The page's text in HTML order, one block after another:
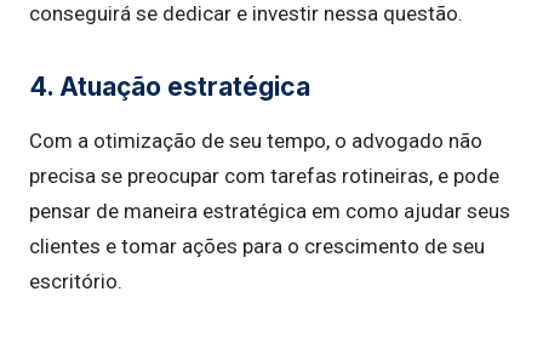
conseguirá se dedicar e investir nessa questão.
4. Atuação estratégica
Com a otimização de seu tempo, o advogado não
precisa se preocupar com tarefas rotineiras, e pode
pensar de maneira estratégica em como ajudar seus
clientes e tomar ações para o crescimento de seu
escritório.